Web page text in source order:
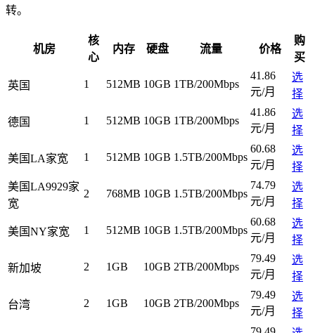
转。
机房
核
心
内存 硬盘 流量 价格
购
买
英国 1 512MB 10GB 1TB/200Mbps
41.86
元/月
选
择
德国 1 512MB 10GB 1TB/200Mbps
41.86
元/月
选
择
美国LA家宽 1 512MB 10GB 1.5TB/200Mbps
60.68
元/月
选
择
美国LA9929家
宽
2 768MB 10GB 1.5TB/200Mbps
74.79
元/月
选
择
美国NY家宽 1 512MB 10GB 1.5TB/200Mbps
60.68
元/月
选
择
新加坡 2 1GB 10GB 2TB/200Mbps
79.49
元/月
选
择
台湾 2 1GB 10GB 2TB/200Mbps
79.49
元/月
选
择